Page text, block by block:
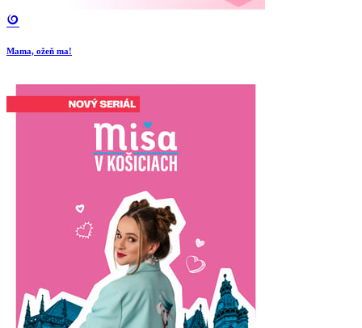
Mama, ožeň ma!